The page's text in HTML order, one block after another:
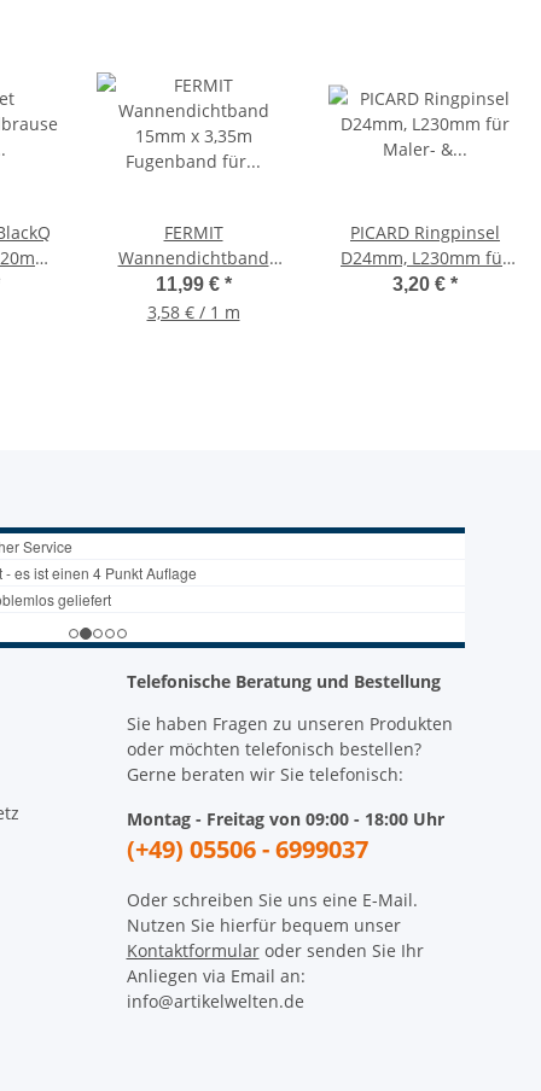
FERMIT
Wannendichtband
15mm x 3,35m
Fugenband für
11,99 € *
3,58 € / 1 m
PICARD Ringpinsel
D24mm, L230mm für
Maler- &
3,20 € *
Telefonische Beratung und Bestellung
Sie haben Fragen zu unseren Produkten
oder möchten telefonisch bestellen?
Gerne beraten wir Sie telefonisch:
Montag - Freitag von 09:00 - 18:00 Uhr
(+49) 05506 - 6999037
Oder schreiben Sie uns eine E-Mail.
Nutzen Sie hierfür bequem unser
Kontaktformularoder senden Sie Ihr
Anliegen via Email an:
info@artikelwelten.de